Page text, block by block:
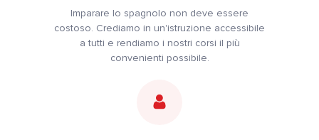
Imparare lo spagnolo non deve essere
costoso. Crediamo in un'istruzione accessibile
a tutti e rendiamo i nostri corsi il più
convenienti possibile.